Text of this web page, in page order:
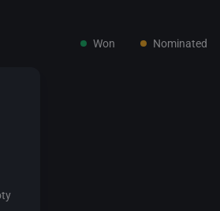
Won Nominated